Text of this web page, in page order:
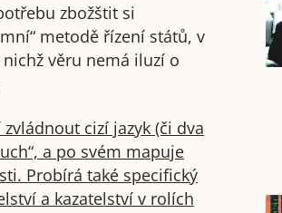
zbožštit si
metodě řízení států, v
věru nemá iluzí o
cizí jazyk (či dva
a po svém mapuje
Probírá také specifický
a kazatelství v rolích